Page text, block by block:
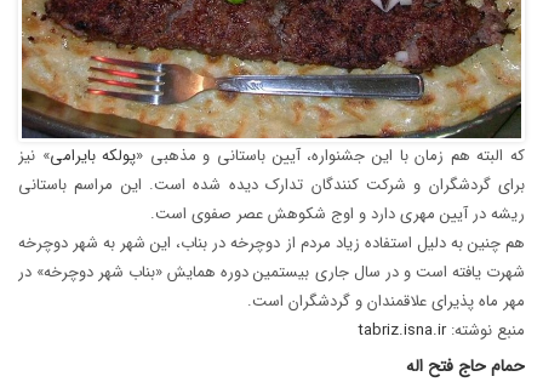
که البته هم زمان با این جشنواره، آیین باستانی و مذهبی «پولکه بایرامی» نیز
برای گردشگران و شرکت کنندگان تدارک دیده شده است. این مراسم باستانی
ریشه در آیین مهری دارد و اوج شکوهش عصر صفوی است.
هم چنین به دلیل استفاده زیاد مردم از دوچرخه در بناب، این شهر به شهر دوچرخه
شهرت یافته است و در سال جاری بیستمین دوره همایش «بناب شهر دوچرخه» در
مهر ماه پذیرای علاقمندان و گردشگران است.
منبع نوشته:tabriz.isna.ir
حمام حاج فتح اله